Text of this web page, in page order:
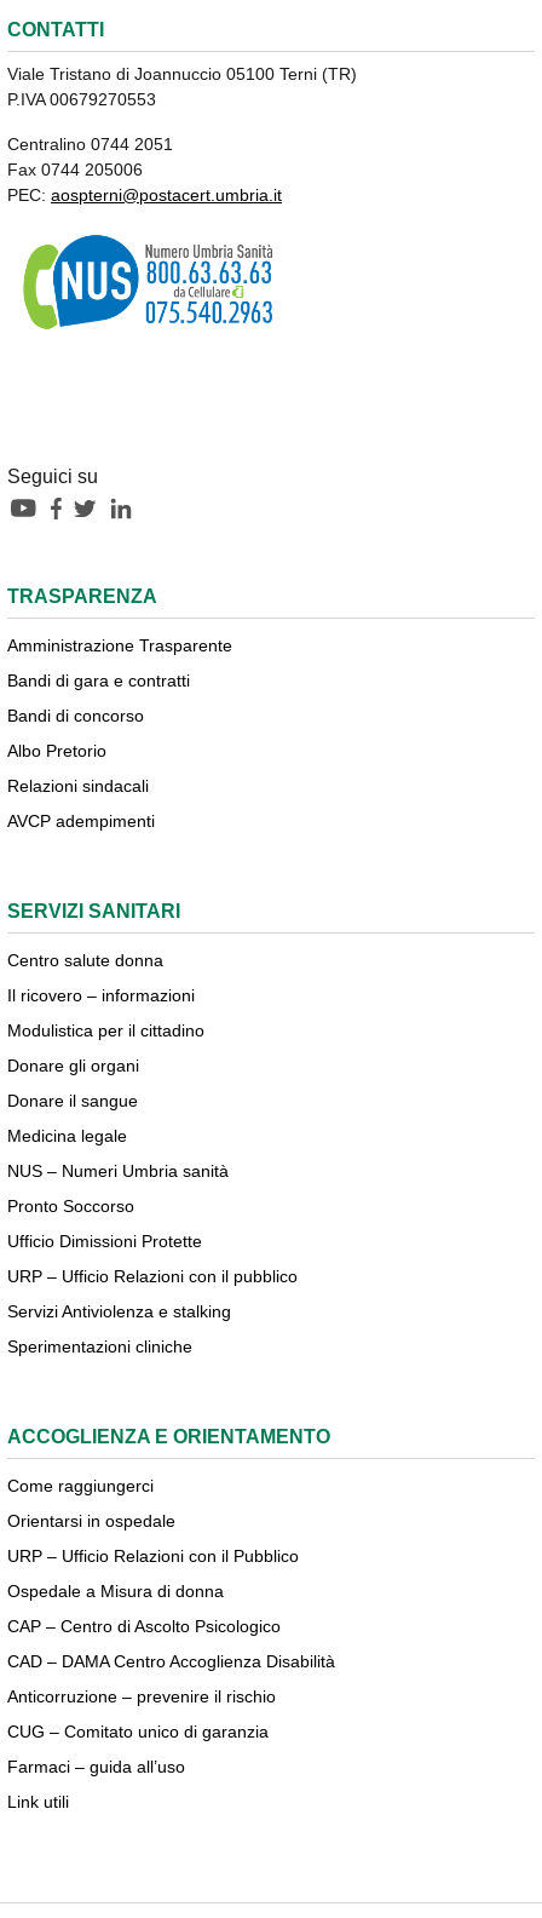
CONTATTI
Viale Tristano di Joannuccio 05100 Terni (TR)
P.IVA 00679270553
Centralino 0744 2051
Fax 0744 205006
PEC: aospterni@postacert.umbria.it
Seguici su
TRASPARENZA
Amministrazione Trasparente
Bandi di gara e contratti
Bandi di concorso
Albo Pretorio
Relazioni sindacali
AVCP adempimenti
SERVIZI SANITARI
Centro salute donna
Il ricovero – informazioni
Modulistica per il cittadino
Donare gli organi
Donare il sangue
Medicina legale
NUS – Numeri Umbria sanità
Pronto Soccorso
Ufficio Dimissioni Protette
URP – Ufficio Relazioni con il pubblico
Servizi Antiviolenza e stalking
Sperimentazioni cliniche
ACCOGLIENZA E ORIENTAMENTO
Come raggiungerci
Orientarsi in ospedale
URP – Ufficio Relazioni con il Pubblico
Ospedale a Misura di donna
CAP – Centro di Ascolto Psicologico
CAD – DAMA Centro Accoglienza Disabilità
Anticorruzione – prevenire il rischio
CUG – Comitato unico di garanzia
Farmaci – guida all’uso
Link utili